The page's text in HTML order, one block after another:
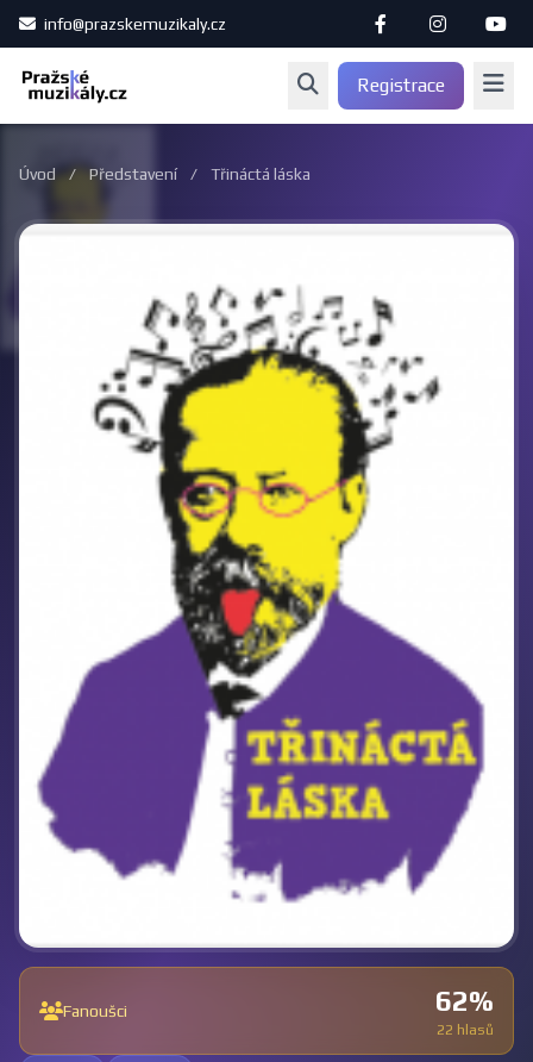
info@prazskemuzikaly.cz
Registrace
Úvod / Představení / Třináctá láska
Fanoušci 62%
22 hlasů